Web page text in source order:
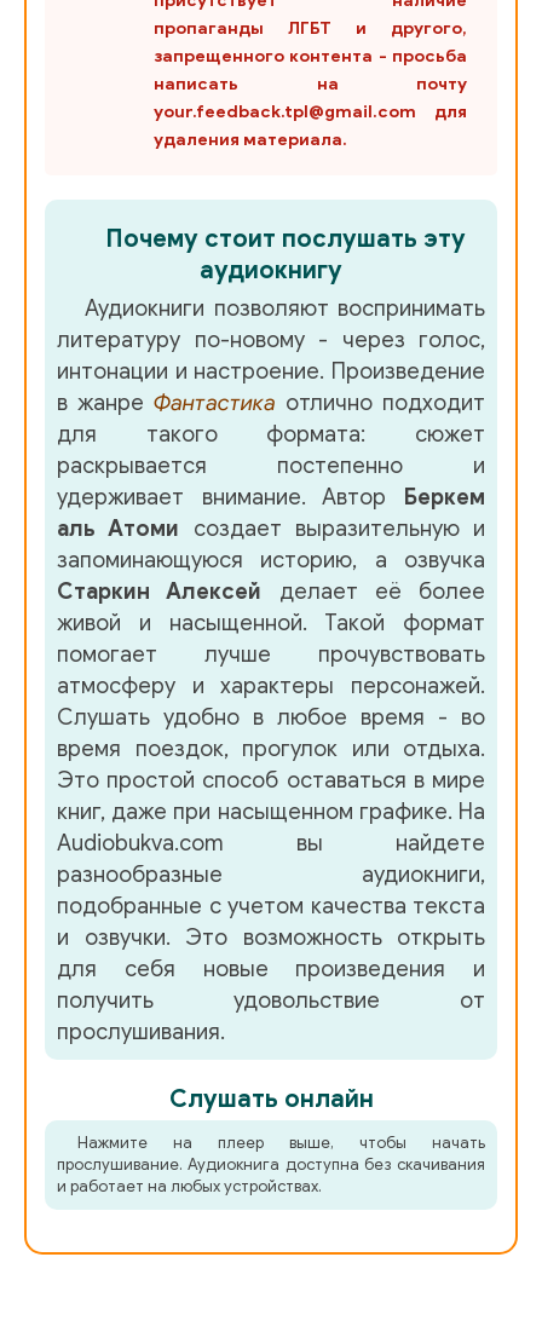
027 Тётка с ниткой
028 Куры
029 Терминатор как воля и представление
032 Страшненькое
033 Crush-comissar, или Как я немного побыл
034 Шанхайский барс
035 Как я разлюбил борынгы
пропаганды ЛГБТ и другого,
запрещенного контента - просьба
написать на почту
your.feedback.tpl@gmail.com для
удаления материала.
Почему стоит послушать эту
аудиокнигу
Аудиокниги позволяют воспринимать
литературу по-новому - через голос,
интонации и настроение. Произведение
в жанре Фантастика отлично подходит
для такого формата: сюжет
раскрывается постепенно и
удерживает внимание. Автор
Беркем
аль Атоми создает выразительную и
запоминающуюся историю, а озвучка
Старкин Алексей делает её более
живой и насыщенной. Такой формат
помогает лучше прочувствовать
атмосферу и характеры персонажей.
Слушать удобно в любое время - во
время поездок, прогулок или отдыха.
Это простой способ оставаться в мире
книг, даже при насыщенном графике. На
Audiobukva.com вы найдете
разнообразные аудиокниги,
подобранные с учетом качества текста
и озвучки. Это возможность открыть
для себя новые произведения и
получить удовольствие от
прослушивания.
Слушать онлайн
Нажмите на плеер выше, чтобы начать
прослушивание. Аудиокнига доступна без скачивания
и работает на любых устройствах.